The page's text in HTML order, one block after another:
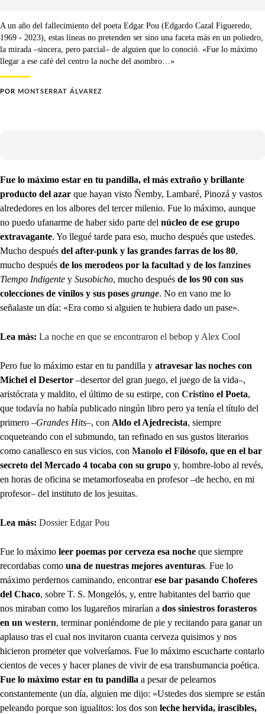
A un año del fallecimiento del poeta Edgar Pou (Edgardo Cazal Figueredo,
1969 - 2023), estas líneas no pretenden ser sino una faceta más en un poliedro,
la mirada –sincera, pero parcial– de alguien que lo conoció. «Fue lo máximo
llegar a ese café del centro la noche del asombro…»
POR MONTSERRAT ÁLVAREZ
Fue lo máximo estar en tu pandilla, el más extraño y brillante
producto del azar que hayan visto Ñemby, Lambaré, Pinozá y vastos
alrededores en los albores del tercer milenio. Fue lo máximo, aunque
no puedo ufanarme de haber sido parte del núcleo de ese grupo
extravagante. Yo llegué tarde para eso, mucho después que ustedes.
Mucho después del after-punk y las grandes farras de los 80,
mucho después de los merodeos por la facultad y de los fanzines
Tiempo Indigente y Susobicho, mucho después de los 90 con sus
colecciones de vinilos y sus poses grunge. No en vano me lo
señalaste un día: «Era como si alguien te hubiera dado un pase».
Lea más: La noche en que se encontraron el bebop y Alex Cool
Pero fue lo máximo estar en tu pandilla y atravesar las noches con
Michel el Desertor –desertor del gran juego, el juego de la vida–,
aristócrata y maldito, el último de su estirpe, con Cristino el Poeta,
que todavía no había publicado ningún libro pero ya tenía el título del
primero –Grandes Hits–, con Aldo el Ajedrecista, siempre
coqueteando con el submundo, tan refinado en sus gustos literarios
como canallesco en sus vicios, con Manolo el Filósofo, que en el bar
secreto del Mercado 4 tocaba con su grupo y, hombre-lobo al revés,
en horas de oficina se metamorfoseaba en profesor –de hecho, en mi
profesor– del instituto de los jesuitas.
Lea más: Dossier Edgar Pou
Fue lo máximo leer poemas por cerveza esa noche que siempre
recordabas como una de nuestras mejores aventuras. Fue lo
máximo perdernos caminando, encontrarese bar pasando Choferes
del Chaco, sobre T. S. Mongelós, y, entre habitantes del barrio que
nos miraban como los lugareños mirarían a dos siniestros forasteros
en un western, terminar poniéndome de pie y recitando para ganar un
aplauso tras el cual nos invitaron cuanta cerveza quisimos y nos
hicieron prometer que volveríamos. Fue lo máximo escucharte contarlo
cientos de veces y hacer planes de vivir de esa transhumancia poética.
Fue lo máximo estar en tu pandilla a pesar de pelearnos
constantemente (un día, alguien me dijo: «Ustedes dos siempre se están
peleando porque son igualitos: los dos son leche hervida, irascibles,